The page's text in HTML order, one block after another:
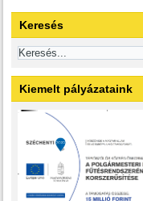
Keresés
Kiemelt pályázataink